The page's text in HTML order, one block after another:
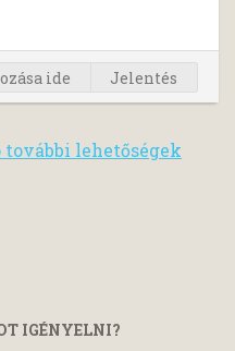
ide Jelentés
lehetőségek
IGÉNYELNI?